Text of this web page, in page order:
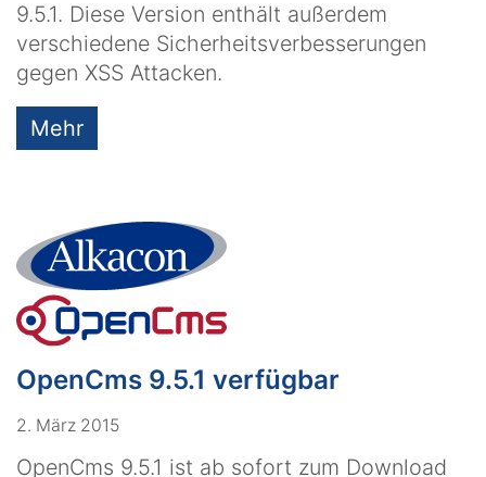
9.5.1. Diese Version enthält außerdem
verschiedene Sicherheitsverbesserungen
gegen XSS Attacken.
Mehr
OpenCms 9.5.1 verfügbar
2. März 2015
OpenCms 9.5.1 ist ab sofort zum Download